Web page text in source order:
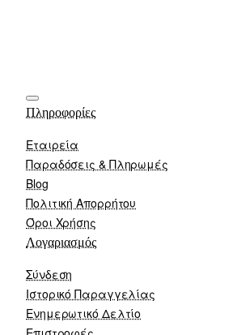
Πληροφορίες
Εταιρεία
Παραδόσεις & Πληρωμές
Blog
Πολιτική Απορρήτου
Όροι Χρήσης
Λογαριασμός
Σύνδεση
Ιστορικό Παραγγελίας
Ενημερωτικό Δελτίο